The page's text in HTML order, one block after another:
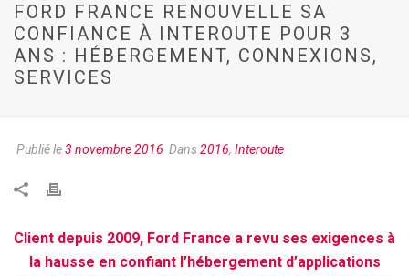
FORD FRANCE RENOUVELLE SA
CONFIANCE À INTEROUTE POUR 3
ANS : HÉBERGEMENT, CONNEXIONS,
SERVICES
Publié le3 novembre 2016 Dans2016, Interoute
Client depuis 2009, Ford France a revu ses exigences à
la hausse en confiant l’hébergement d’applications